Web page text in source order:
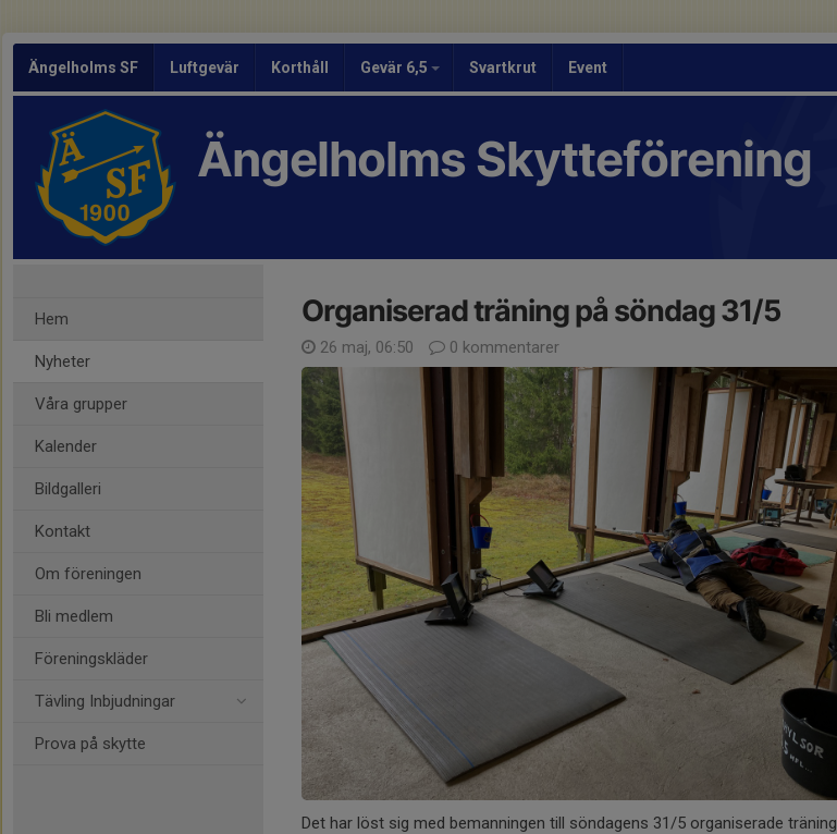
Ängelholms SF Luftgevär Korthåll Gevär 6,5 Svartkrut Event
Ängelholms Skytteförening
Hem
Nyheter
Våra grupper
Kalender
Bildgalleri
Kontakt
Om föreningen
Bli medlem
Föreningskläder
Tävling Inbjudningar
Prova på skytte
Organiserad träning på söndag 31/5
26 maj, 06:50 0 kommentarer
Det har löst sig med bemanningen till söndagens 31/5 organiserade träning.